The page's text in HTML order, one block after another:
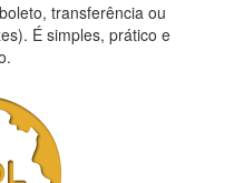
transferência ou
É simples, prático e